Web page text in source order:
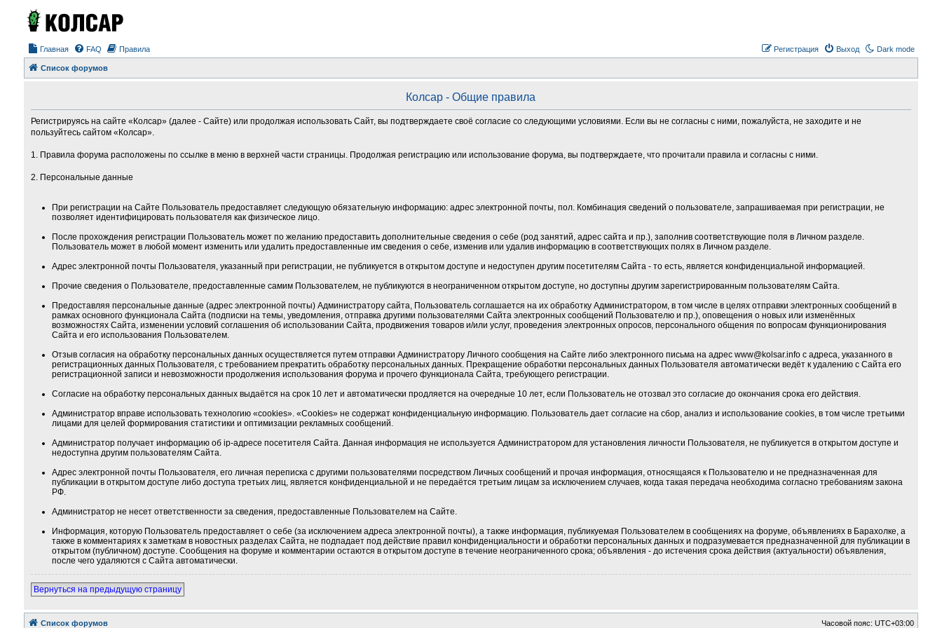
Главная Dark mode
FAQ Правила Выход
Регистрация
Список форумов
Колсар - Общие правила
Регистрируясь на сайте «Колсар» (далее - Сайте) или продолжая использовать Сайт, вы подтверждаете своё согласие со следующими условиями. Если вы не согласны с ними, пожалуйста, не заходите и не
пользуйтесь сайтом «Колсар».
1. Правила форума расположены по ссылке в меню в верхней части страницы. Продолжая регистрацию или использование форума, вы подтверждаете, что прочитали правила и согласны с ними.
2. Персональные данные
При регистрации на Сайте Пользователь предоставляет следующую обязательную информацию: адрес электронной почты, пол. Комбинация сведений о пользователе, запрашиваемая при регистрации, не
позволяет идентифицировать пользователя как физическое лицо.
После прохождения регистрации Пользователь может по желанию предоставить дополнительные сведения о себе (род занятий, адрес сайта и пр.), заполнив соответствующие поля в Личном разделе.
Пользователь может в любой момент изменить или удалить предоставленные им сведения о себе, изменив или удалив информацию в соответствующих полях в Личном разделе.
Адрес электронной почты Пользователя, указанный при регистрации, не публикуется в открытом доступе и недоступен другим посетителям Сайта - то есть, является конфиденциальной информацией.
Прочие сведения о Пользователе, предоставленные самим Пользователем, не публикуются в неограниченном открытом доступе, но доступны другим зарегистрированным пользователям Сайта.
Предоставляя персональные данные (адрес электронной почты) Администратору сайта, Пользователь соглашается на их обработку Администратором, в том числе в целях отправки электронных сообщений в
рамках основного функционала Сайта (подписки на темы, уведомления, отправка другими пользователями Сайта электронных сообщений Пользователю и пр.), оповещения о новых или изменённых
возможностях Сайта, изменении условий соглашения об использовании Сайта, продвижения товаров и/или услуг, проведения электронных опросов, персонального общения по вопросам функционирования
Сайта и его использования Пользователем.
Отзыв согласия на обработку персональных данных осуществляется путем отправки Администратору Личного сообщения на Сайте либо электронного письма на адрес www@kolsar.infoс адреса, указанного в
регистрационных данных Пользователя, с требованием прекратить обработку персональных данных. Прекращение обработки персональных данных Пользователя автоматически ведёт к удалению с Сайта его
регистрационной записи и невозможности продолжения использования форума и прочего функционала Сайта, требующего регистрации.
Согласие на обработку персональных данных выдаётся на срок 10 лет и автоматически продляется на очередные 10 лет, если Пользователь не отозвал это согласие до окончания срока его действия.
Администратор вправе использовать технологию «cookies». «Cookies» не содержат конфиденциальную информацию. Пользователь дает согласие на сбор, анализ и использование cookies, в том числе третьими
лицами для целей формирования статистики и оптимизации рекламных сообщений.
Администратор получает информацию об ip-адресе посетителя Сайта. Данная информация не используется Администратором для установления личности Пользователя, не публикуется в открытом доступе и
недоступна другим пользователям Сайта.
Адрес электронной почты Пользователя, его личная переписка с другими пользователями посредством Личных сообщений и прочая информация, относящаяся к Пользователю и не предназначенная для
публикации в открытом доступе либо доступа третьих лиц, является конфиденциальной и не передаётся третьим лицам за исключением случаев, когда такая передача необходима согласно требованиям закона
РФ.
Администратор не несет ответственности за сведения, предоставленные Пользователем на Сайте.
Информация, которую Пользователь предоставляет о себе (за исключением адреса электронной почты), а также информация, публикуемая Пользователем в сообщениях на форуме, объявлениях в Барахолке, а
также в комментариях к заметкам в новостных разделах Сайта, не подпадает под действие правил конфиденциальности и обработки персональных данных и подразумевается предназначенной для публикации в
открытом (публичном) доступе. Сообщения на форуме и комментарии остаются в открытом доступе в течение неограниченного срока; объявления - до истечения срока действия (актуальности) объявления,
после чего удаляются с Сайта автоматически.
Вернуться на предыдущую страницу
Список форумов Часовой пояс:UTC+03:00